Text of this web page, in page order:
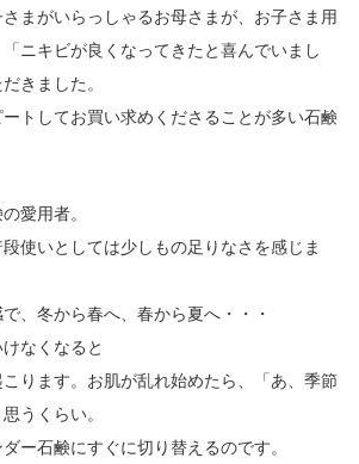
まがいらっしゃるお母さまが、お子さま用
ニキビが良くなってきたと喜んでいまし
きました。
トしてお買い求めくださることが多い石鹸
愛用者。
使いとしては少しもの足りなさを感じま
、冬から春へ、春から夏へ・・・
なくなると
ります。お肌が乱れ始めたら、「あ、季節
うくらい。
ー石鹸にすぐに切り替えるのです。